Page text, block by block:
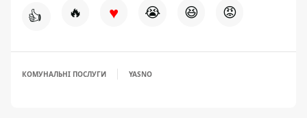
👍 🔥 ♥ 😭 😆 😡
КОМУНАЛЬНІ ПОСЛУГИ YASNO